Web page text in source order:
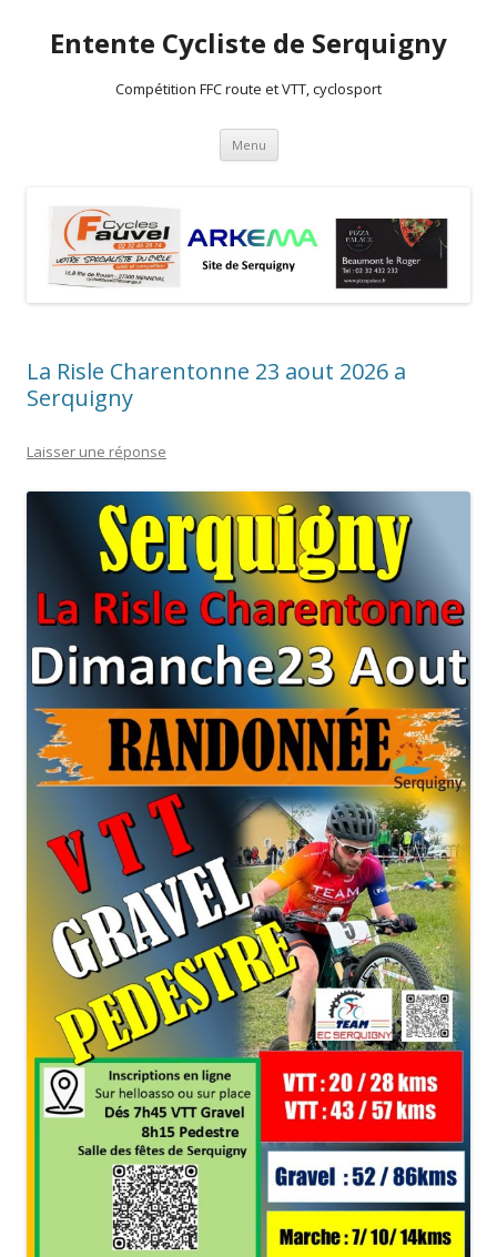
Entente Cycliste de Serquigny
Compétition FFC route et VTT, cyclosport
Menu Aller au contenu principal
La Risle Charentonne 23 aout 2026 a
Serquigny
Laisser une réponse